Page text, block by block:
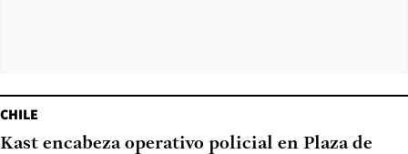
CHILE
Kast encabeza operativo policial en Plaza de